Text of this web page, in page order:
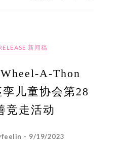
新闻稿
A-Thon
儿童协会第28
竞走活动
- 9/19/2023